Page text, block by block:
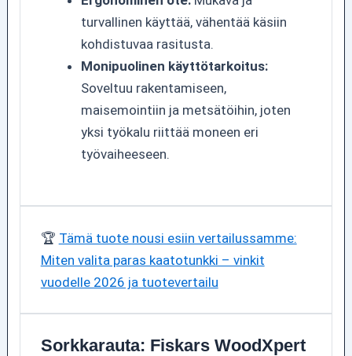
turvallinen käyttää, vähentää käsiin
kohdistuvaa rasitusta.
Monipuolinen käyttötarkoitus:
Soveltuu rakentamiseen,
maisemointiin ja metsätöihin, joten
yksi työkalu riittää moneen eri
työvaiheeseen.
🏆 Tämä tuote nousi esiin vertailussamme:
Miten valita paras kaatotunkki – vinkit
vuodelle 2026 ja tuotevertailu
Sorkkarauta: Fiskars WoodXpert